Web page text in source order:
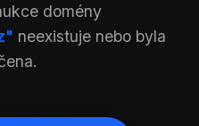
domény
neexistuje nebo byla